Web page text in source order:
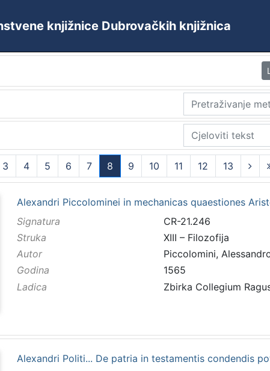
knjižnice Dubrovačkih knjižnica
3 4 5 6 7
8
(current)
9 10 11 12 13
Alexandri Piccolominei in mechanicas quaestiones
Signatura
CR-21.246
Struka
XIII – Filozofija
Autor
Piccolomini,
Godina
1565
Ladica
Zbirka Collegium
Alexandri Politi... De patria in testamentis condendis